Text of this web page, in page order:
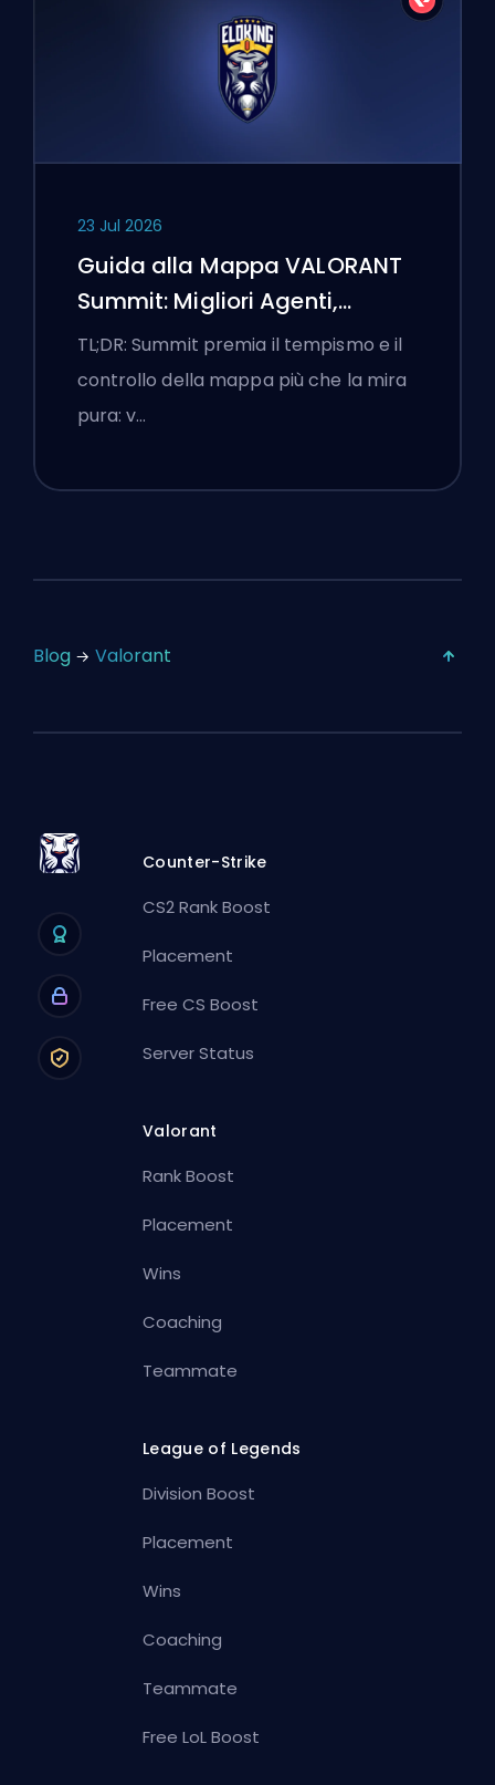
23 Jul 2026
Guida alla Mappa VALORANT
Summit: Migliori Agenti,
Chiamate e Fumogeni
TL;DR: Summit premia il tempismo e il
controllo della mappa più che la mira
pura: v…
Blog Valorant
Counter-Strike
CS2 Rank Boost
Placement
Free CS Boost
Server Status
Valorant
Rank Boost
Placement
Wins
Coaching
Teammate
League of Legends
Division Boost
Placement
Wins
Coaching
Teammate
Free LoL Boost